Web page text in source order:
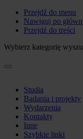
Przejdź do menu
Nawiguj po
Przejdź do treści
Wybierz kategorię
Studia
Badania i projekty
Wydarzenia
Kontakty
Inne
Szybkie linki